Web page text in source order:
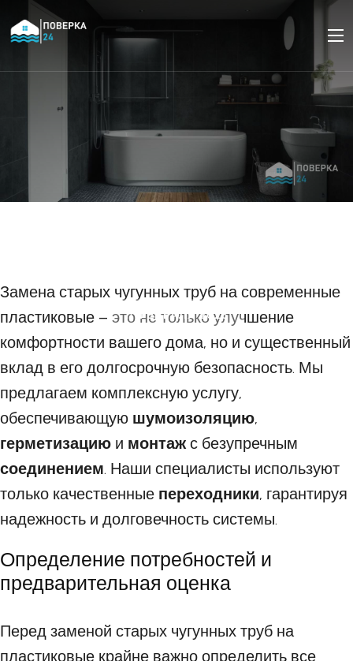
11 ФЕВРАЛЯ 2025
Замена старых чугунных труб на современные
пластиковые – это не только улучшение
комфортности вашего дома, но и существенный
вклад в его долгосрочную безопасность. Мы
предлагаем комплексную услугу,
обеспечивающую шумоизоляцию,
герметизацию и монтажс безупречным
соединением. Наши специалисты используют
только качественные переходники, гарантируя
надежность и долговечность системы.
Определение потребностей и
предварительная оценка
Перед заменой старых чугунных труб на
пластиковые крайне важно определить все